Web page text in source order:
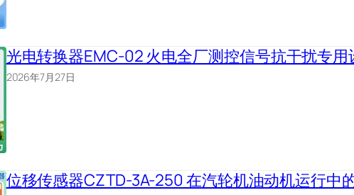
光电转换器EMC-02 火电全厂测控信号抗干扰专用
2026年7月27日
位移传感器CZTD-3A-250 在汽轮机油动机运行中